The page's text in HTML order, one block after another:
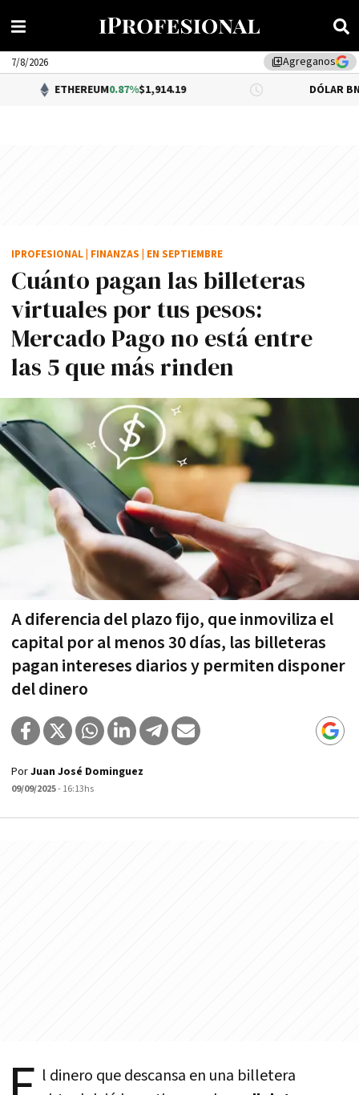
library_addAgreganos
7/8/2026
0.87%$1,914.19 DÓLAR BNA 0.34%
Cuánto pagan las billeteras
virtuales por tus pesos:
Mercado Pago no está entre
las 5 que más rinden
A diferencia del plazo fijo, que inmoviliza el
capital por al menos 30 días, las billeteras
pagan intereses diarios y permiten disponer
del dinero
IPROFESIONAL FINANZAS EN SEPTIEMBRE
PorJuan José Dominguez
09/09/2025- 16:13hs
l dinero que descansa en una billetera